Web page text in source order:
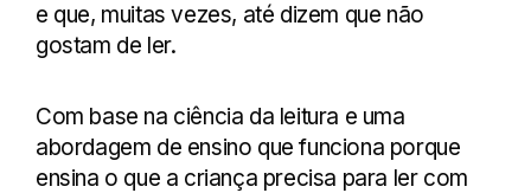
e que, muitas vezes, até dizem que não
gostam de ler.
Com base na ciência da leitura e uma
abordagem de ensino que funciona porque
ensina o que a criança precisa para ler com